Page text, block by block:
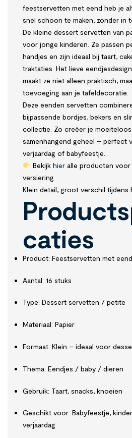
feestservetten met eend heb je
snel schoon te maken, zonder in
De kleine dessert servetten van
voor jonge kinderen. Ze passen
handjes en zijn ideaal bij taart,
traktaties. Het lieve
maakt ze niet alleen praktisch,
toevoeging aan je tafeldecoratie.
Deze eenden servetten
bijpassende bordjes, bekers en
collectie. Zo creëer je
samenhangend geheel – perfect
verjaardag of babyfeestje.
Bekijkhieralle producten voor
versiering
Klein detail, groot verschil tijdens
caties
Product: Feestservetten met eend
Aantal: 16 stuks
Type: Dessert servetten / petite
Materiaal: Papier
Formaat: Klein – ideaal voor
Thema: Eendjes / baby / dieren
Gebruik: Taart, snacks, knoeien
Geschikt voor: Babyfeestje,
verjaardag